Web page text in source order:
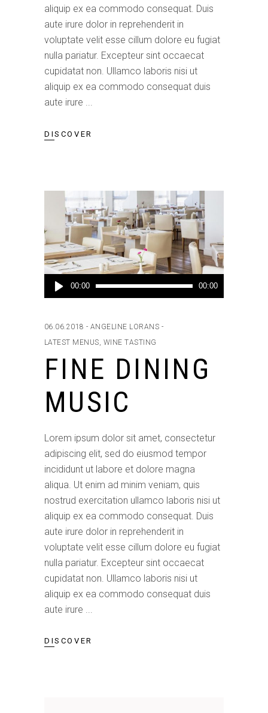
aliquip ex ea commodo consequat. Duis
aute irure dolor in reprehenderit in
voluptate velit esse cillum dolore eu fugiat
nulla pariatur. Excepteur sint occaecat
cupidatat non. Ullamco laboris nisi ut
aliquip ex ea commodo consequat duis
aute irure
DISCOVER
Audio
Player
00:00 00:00
06.06.2018
ANGELINE LORANS
LATEST MENUS WINE TASTING
FINE DINING
MUSIC
Lorem ipsum dolor sit amet, consectetur
adipiscing elit, sed do eiusmod tempor
incididunt ut labore et dolore magna
aliqua. Ut enim ad minim veniam, quis
nostrud exercitation ullamco laboris nisi ut
aliquip ex ea commodo consequat. Duis
aute irure dolor in reprehenderit in
voluptate velit esse cillum dolore eu fugiat
nulla pariatur. Excepteur sint occaecat
cupidatat non. Ullamco laboris nisi ut
aliquip ex ea commodo consequat duis
aute irure
DISCOVER